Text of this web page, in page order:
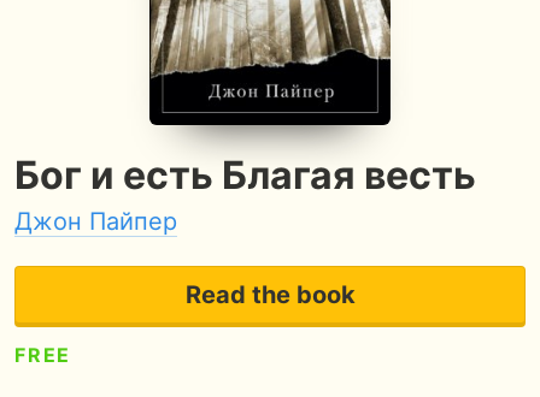
Бог и есть Благая весть
Джон Пайпер
Read the book
FREE